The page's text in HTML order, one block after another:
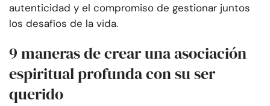
autenticidad y el compromiso de gestionar juntos
los desafíos de la vida.
9 maneras de crear una asociación
espiritual profunda con su ser
querido